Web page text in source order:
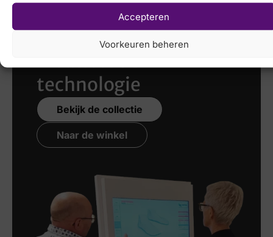
Accepteren
Voorkeuren beheren
Laat uw voeten
scannenmet de
technologie
Bekijk de collectie
Naar de winkel